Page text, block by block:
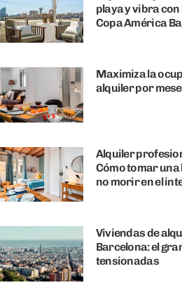
playa y vibra
Copa América
Maximiza la
alquiler por
Alquiler
Cómo tomar
no morir en el
Viviendas de
Barcelona: el
tensionadas